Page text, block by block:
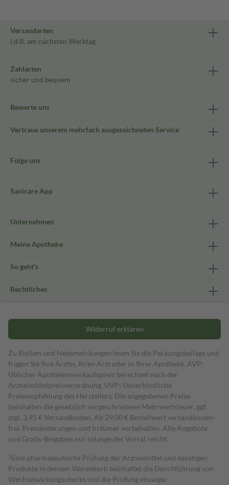
Versandarten
i.d.R. am nächsten Werktag
Zahlarten
sicher und bequem
Bewerte uns
Vertraue unserem mehrfach ausgezeichneten Service
Folge uns
Sanicare App
Unternehmen
Meine Apotheke
So geht's
Rechtliches
Widerruf erklären
Zu Risiken und Nebenwirkungen lesen Sie die Packungsbeilage und
fragen Sie Ihre Ärztin, Ihren Arzt oder in Ihrer Apotheke. AVP:
Üblicher Apothekenverkaufspreis berechnet nach der
Arzneimittelpreisverordnung. UVP: Unverbindliche
Preisempfehlung des Herstellers. Die angegebenen Preise
beinhalten die gesetzlich vorgeschriebene Mehrwertsteuer, ggf.
zzgl. 3,95 € Versandkosten. Ab 29,00 € Bestell­wert versand­kosten­
frei. Preisänderungen und Irrtümer vorbehalten. Alle Angebote
und Gratis-Beigaben nur solange der Vorrat reicht.
1 Eine pharmazeutische Prüfung der Arzneimittel und sonstigen
Produkte in deinem Warenkorb beinhaltet die Durchführung von
Wechselwirkungschecks und die Prüfung etwaiger